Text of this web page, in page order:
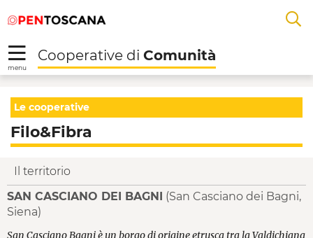
Saut au contenu principal
alal
menu
Cooperative di Comunità
Filo&Fibra -
Le cooperative
Filo&Fibra
Il territorio
SAN CASCIANO DEI BAGNI
(San Casciano dei Bagni,
Siena)
San Casciano Bagni è un borgo di origine etrusca tra la Valdichiana